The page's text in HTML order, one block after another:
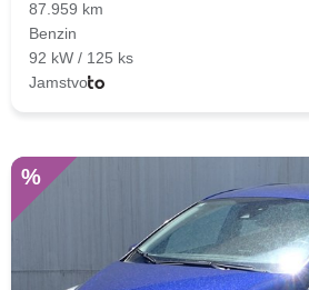
87.959 km
Benzin
92 kW / 125 ks
Jamstvo
%